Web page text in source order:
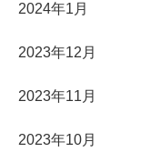
2024年1月
2023年12月
2023年11月
2023年10月